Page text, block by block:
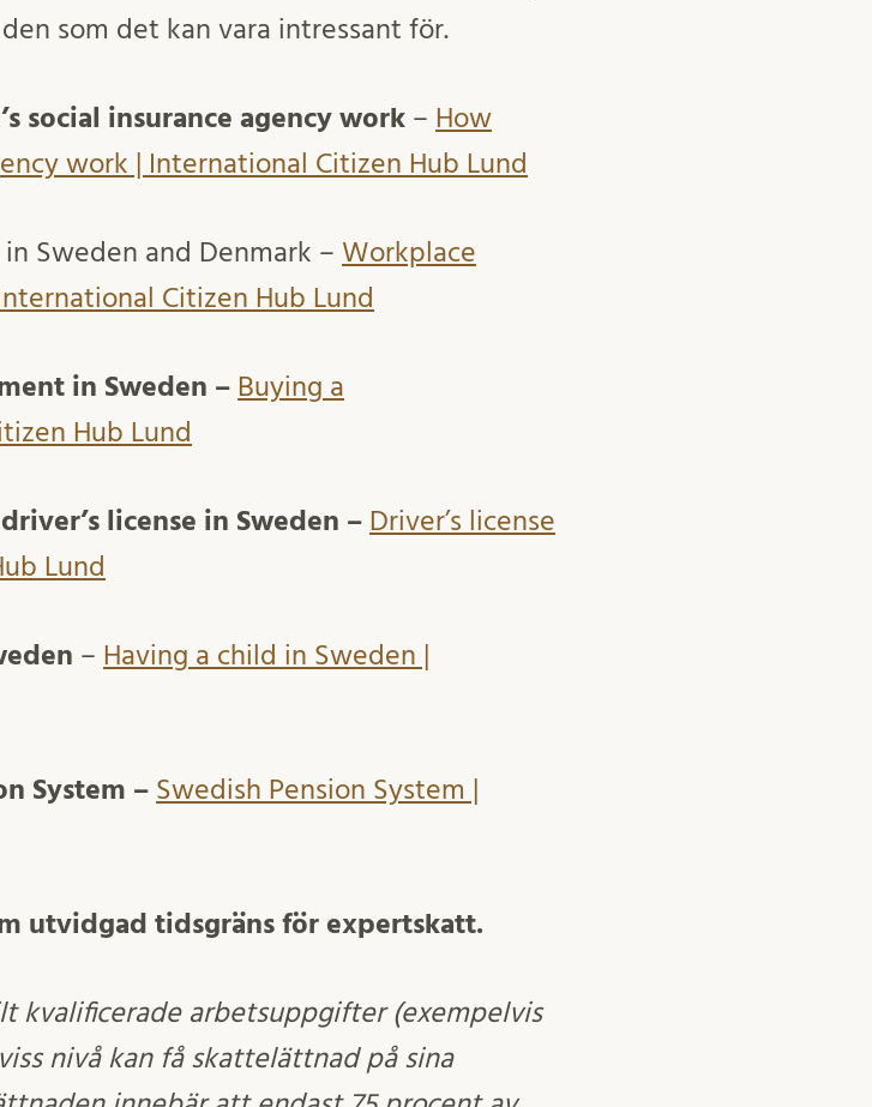
som det kan vara intressant för.
social insurance agency work – How
work | International Citizen Hub Lund
Sweden and Denmark – Workplace
Citizen Hub Lund
in Sweden – Buying a
Hub Lund
license in Sweden – Driver’s license
Lund
– Having a child in Sweden |
System – Swedish Pension System |
utvidgad tidsgräns för expertskatt.
kvalificerade arbetsuppgifter (exempelvis
nivå kan få skattelättnad på sina